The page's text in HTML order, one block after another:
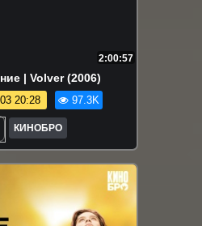
2:00:57
| Volver (2006)
20:28 97.3K
КИНОБРО